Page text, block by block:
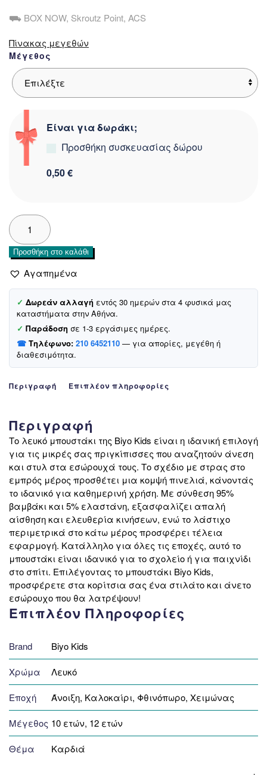
4,00 €.
⛟ BOX NOW, Skroutz Point, ACS
Πίνακας μεγεθών
Μέγεθος
Είναι για δωράκι;
Προσθήκη συσκευασίας δώρου
0,50 €
Biyo
Kids
παιδικό
μπουστάκι
«Heart
Balloons
White»
ποσότητα
Προσθήκη στο καλάθι
Αγαπημένα
✓ Δωρεάν αλλαγή εντός 30 ημερών στα 4 φυσικά μας
καταστήματα στην Αθήνα.
✓ Παράδοση σε 1-3 εργάσιμες ημέρες.
☎ Τηλέφωνο: 210 6452110 — για απορίες, μεγέθη ή
διαθεσιμότητα.
Περιγραφή Επιπλέον πληροφορίες
Περιγραφή
Το λευκό μπουστάκι της Biyo Kids είναι η ιδανική επιλογή
για τις μικρές σας πριγκίπισσες που αναζητούν άνεση
και στυλ στα εσώρουχά τους. Το σχέδιο με στρας στο
εμπρός μέρος προσθέτει μια κομψή πινελιά, κάνοντάς
το ιδανικό για καθημερινή χρήση. Με σύνθεση 95%
βαμβάκι και 5% ελαστάνη, εξασφαλίζει απαλή
αίσθηση και ελευθερία κινήσεων, ενώ το λάστιχο
περιμετρικά στο κάτω μέρος προσφέρει τέλεια
εφαρμογή. Κατάλληλο για όλες τις εποχές, αυτό το
μπουστάκι είναι ιδανικό για το σχολείο ή για παιχνίδι
στο σπίτι. Επιλέγοντας το μπουστάκι Biyo Kids,
προσφέρετε στα κορίτσια σας ένα στιλάτο και άνετο
εσώρουχο που θα λατρέψουν!
Επιπλέον Πληροφορίες
Brand Biyo Kids
Χρώμα Λευκό
Εποχή Άνοιξη, Καλοκαίρι, Φθινόπωρο, Χειμώνας
Μέγεθος 10 ετών, 12 ετών
Θέμα Καρδιά